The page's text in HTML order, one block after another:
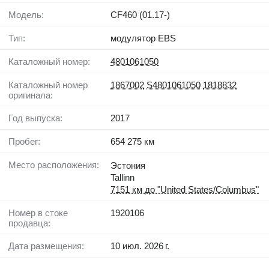
Модель: CF460 (01.17-)
Тип: модулятор EBS
Каталожный номер: 4801061050
Каталожный номер
оригинала:
1867002 S4801061050 1818832
Год выпуска: 2017
Пробег: 654 275 км
Место расположения:
Эстония
Tallinn
7151 км до "United States/Columbus"
Номер в стоке
продавца:
1920106
Дата размещения: 10 июл. 2026 г.